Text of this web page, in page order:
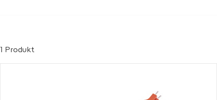
1 Produkt